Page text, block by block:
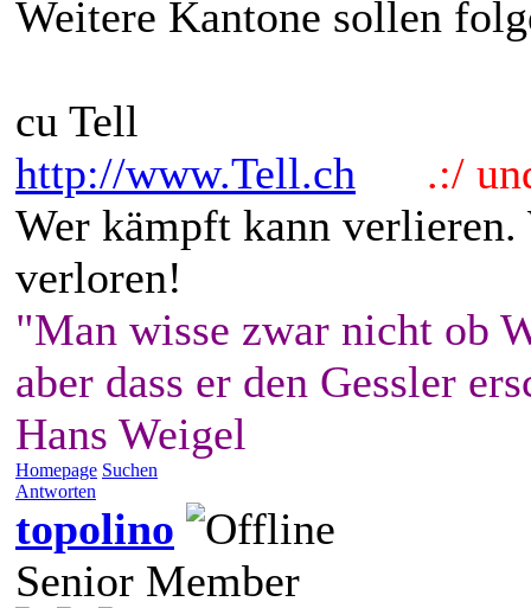
Weitere Kantone sollen
cu Tell
http://www.Tell.ch
.:/
Wer kämpft kann
verloren!
"Man wisse zwar nicht ob
aber dass er den Gessler
Hans Weigel
Homepage Suchen
Antworten
topolino
Senior Member